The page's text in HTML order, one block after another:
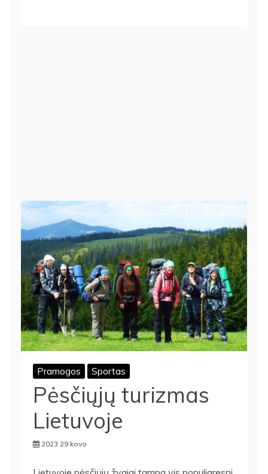
Pramogos Sportas
Pėsčiųjų turizmas
Lietuvoje
2023 29 kovo